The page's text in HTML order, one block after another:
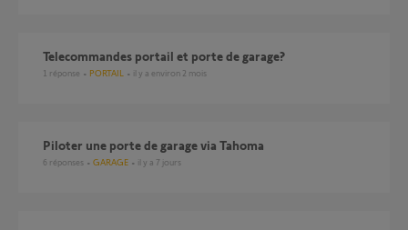
Telecommandes portail et porte de garage?
1 réponse PORTAIL il y a environ 2 mois
Piloter une porte de garage via Tahoma
6 réponses GARAGE il y a 7 jours